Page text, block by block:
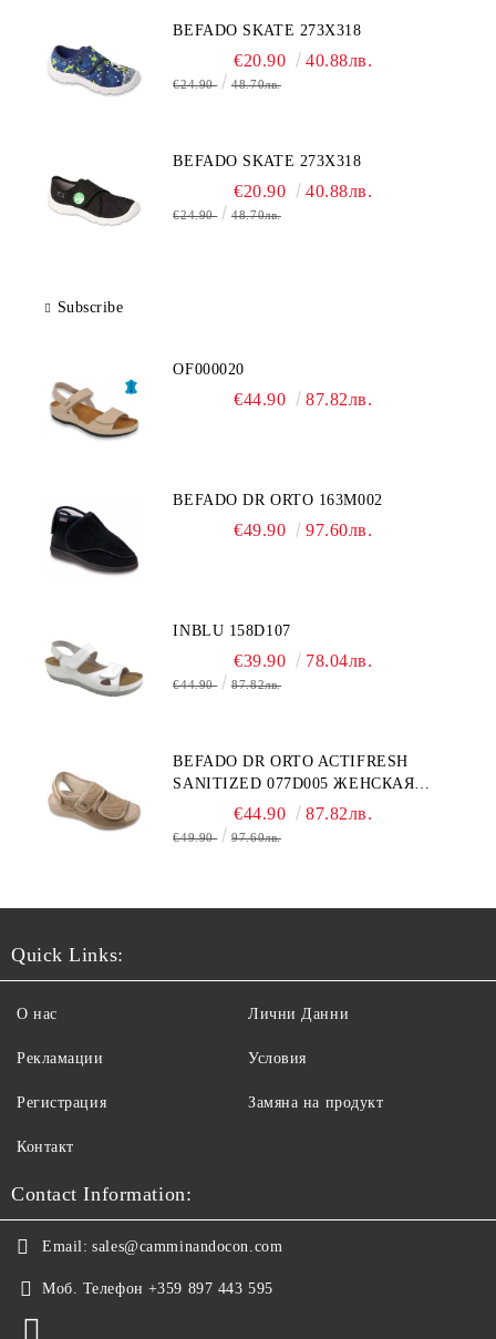
BEFADO SKATE 273X318
€20.90 40.88лв.
€24.90 48.70лв.
BEFADO SKATE 273X318
€20.90 40.88лв.
€24.90 48.70лв.
Subscribe
OF000020
€44.90 87.82лв.
BEFADO DR ORTO 163M002
€49.90 97.60лв.
INBLU 158D107
€39.90 78.04лв.
€44.90 87.82лв.
BEFADO DR ORTO ACTIFRESH
SANITIZED 077D005 ЖЕНСКАЯ
€44.90 87.82лв.
€49.90 97.60лв.
Quick Links:
О нас
Рекламации
Регистрация
Контакт
Лични Данни
Условия
Замяна на продукт
Contact Information:
Email: sales@camminandocon.com
Моб. Телефон +359 897 443 595